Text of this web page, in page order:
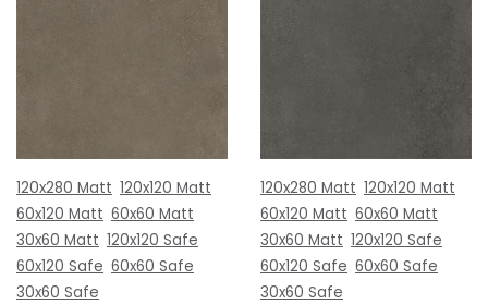
120x280 Matt 120x120 Matt
60x120 Matt 60x60 Matt
30x60 Matt 120x120 Safe
60x120 Safe 60x60 Safe
30x60 Safe
120x280 Matt 120x120 Matt
60x120 Matt 60x60 Matt
30x60 Matt 120x120 Safe
60x120 Safe 60x60 Safe
30x60 Safe